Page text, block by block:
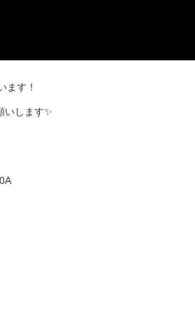
ます！
いします✨